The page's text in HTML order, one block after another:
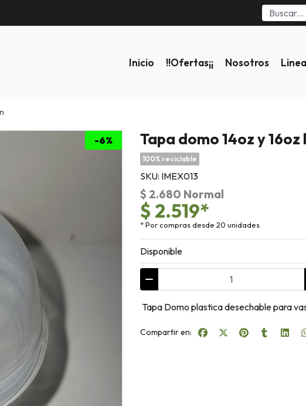
Inicio !!ofertas¡¡ Nosotros
-6% Tapa domo 14oz y 16oz
100% reciclable
SKU: IMEX013
$ 2.680 Normal
$ 2.519*
* Por compras desde 20 unidades
Disponible
Tapa Domo plastica desechable para
Compartir en: